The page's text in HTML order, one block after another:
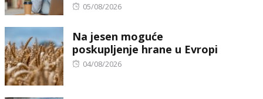
Posted
05/08/2026
Na jesen moguće
poskupljenje hrane u Evropi
Posted
04/08/2026